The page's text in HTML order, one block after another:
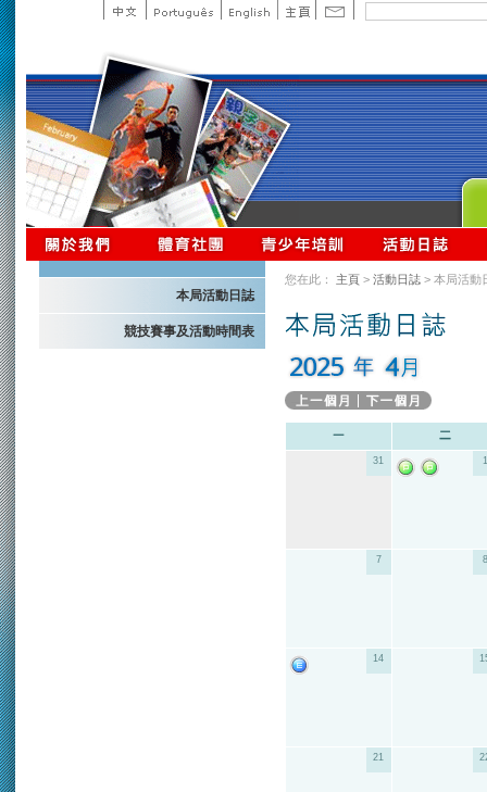
本局活動日誌
競技賽事及活動時間表
您在此： 主頁 > 活動日誌 > 本局活動
31 1
7 8
14
21